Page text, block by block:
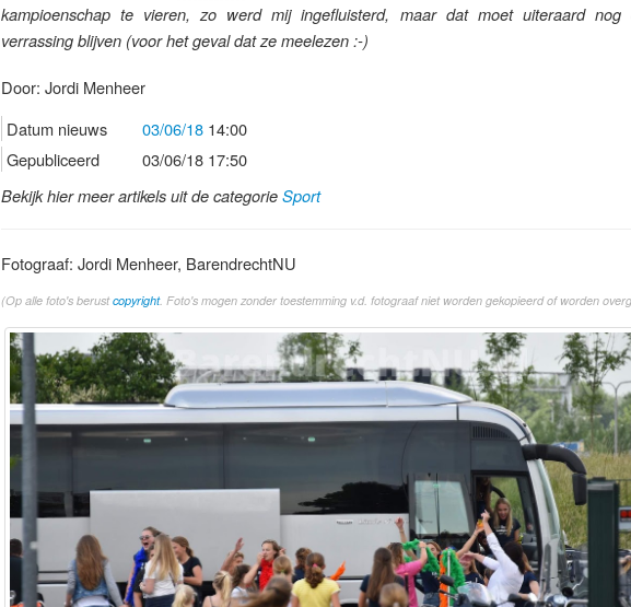
kampioenschap te vieren, zo werd mij ingefluisterd, maar dat moet uiteraard nog
verrassing blijven (voor het geval dat ze meelezen :-)
Door: Jordi Menheer
Datum nieuws
03/06/18 14:00
Gepubliceerd
03/06/18 17:50
Bekijk hier meer artikels uit de categorie Sport
Fotograaf: Jordi Menheer, BarendrechtNU
(Op alle foto's berustcopyright. Foto's mogen zonder toestemming v.d. fotograaf niet worden gekopieerd of worden